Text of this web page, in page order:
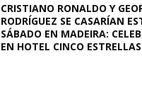
CRISTIANO RONALDO Y
RODRÍGUEZ SE CASARÍAN
SÁBADO EN MADEIRA:
EN HOTEL CINCO ESTRELLAS